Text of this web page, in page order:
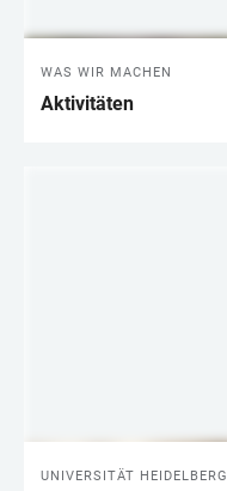
WAS WIR MACHEN
Aktivitäten
UNIVERSITÄT HEIDELBERG